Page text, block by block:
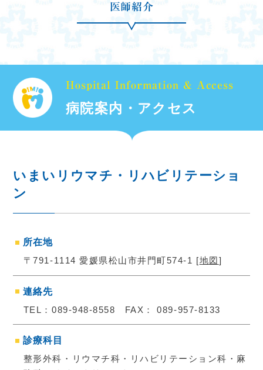
医師紹介
Hospital Information & Access
病院案内・アクセス
いまいリウマチ・リハビリテーショ
ン
所在地
〒791-1114 愛媛県松山市井門町574-1 [地図]
連絡先
TEL：089-948-8558 FAX： 089-957-8133
診療科目
整形外科・リウマチ科・リハビリテーション科・麻